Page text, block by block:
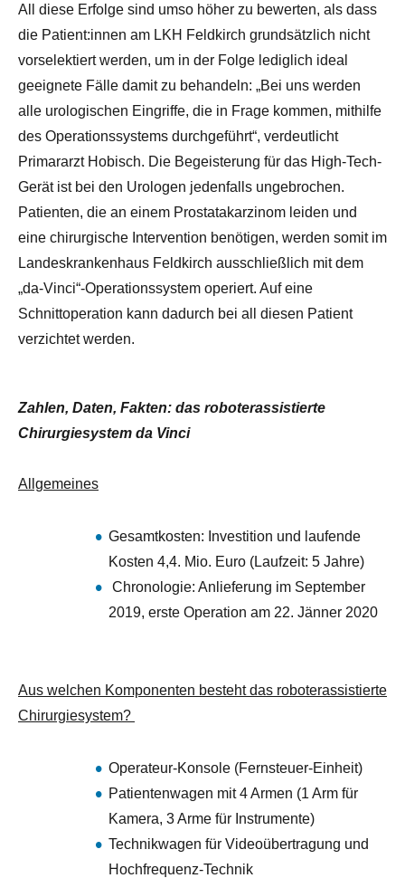
All diese Erfolge sind umso höher zu bewerten, als dass
die Patient:innen am LKH Feldkirch grundsätzlich nicht
vorselektiert werden, um in der Folge lediglich ideal
geeignete Fälle damit zu behandeln: „Bei uns werden
alle urologischen Eingriffe, die in Frage kommen, mithilfe
des Operationssystems durchgeführt“, verdeutlicht
Primararzt Hobisch. Die Begeisterung für das High-Tech-
Gerät ist bei den Urologen jedenfalls ungebrochen.
Patienten, die an einem Prostatakarzinom leiden und
eine chirurgische Intervention benötigen, werden somit im
Landeskrankenhaus Feldkirch ausschließlich mit dem
„da-Vinci“-Operationssystem operiert. Auf eine
Schnittoperation kann dadurch bei all diesen Patient
verzichtet werden.
Zahlen, Daten, Fakten: das roboterassistierte
Chirurgiesystem da Vinci
Allgemeines
Gesamtkosten: Investition und laufende
Kosten 4,4. Mio. Euro (Laufzeit: 5 Jahre)
Chronologie: Anlieferung im September
2019, erste Operation am 22. Jänner 2020
Aus welchen Komponenten besteht das roboterassistierte
Chirurgiesystem?
Operateur-Konsole (Fernsteuer-Einheit)
Patientenwagen mit 4 Armen (1 Arm für
Kamera, 3 Arme für Instrumente)
Technikwagen für Videoübertragung und
Hochfrequenz-Technik